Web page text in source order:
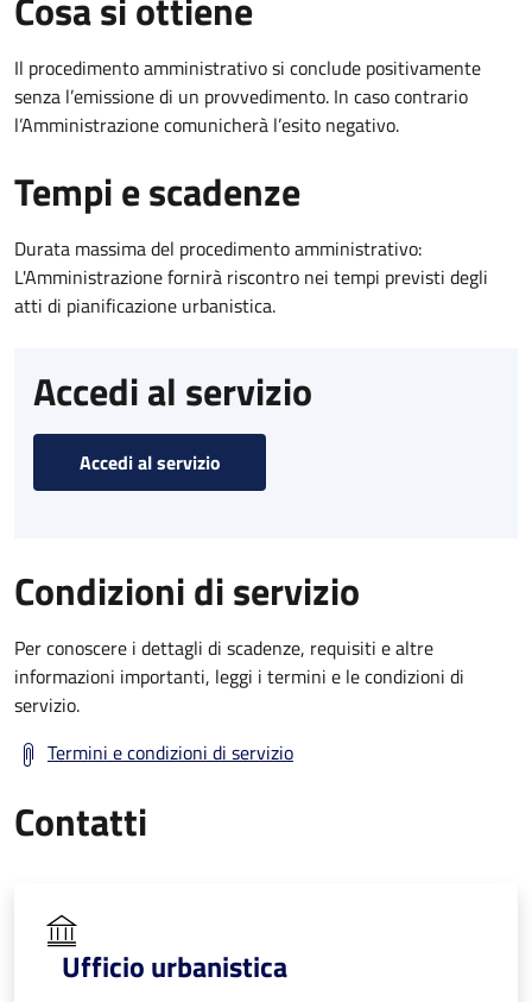
Il procedimento amministrativo si conclude positivamente
senza l’emissione di un provvedimento. In caso contrario
l’Amministrazione comunicherà l’esito negativo.
Tempi e scadenze
Durata massima del procedimento amministrativo:
L'Amministrazione fornirà riscontro nei tempi previsti degli
atti di pianificazione urbanistica.
Accedi al servizio
Accedi al servizio
Condizioni di servizio
Per conoscere i dettagli di scadenze, requisiti e altre
informazioni importanti, leggi i termini e le condizioni di
servizio.
Termini e condizioni di servizio
Contatti
Ufficio urbanistica